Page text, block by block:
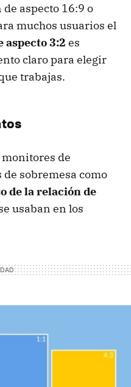
aspecto 16:9 o
muchos usuarios el
aspecto 3:2 es
claro para elegir
trabajas.
de
sobremesa como
de la relación de
usaban en los